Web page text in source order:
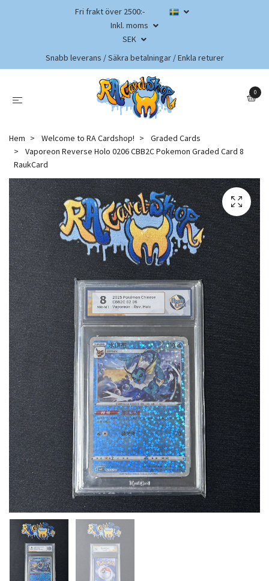
Fri frakt över 2500:-
Inkl. moms
SEK
Snabb leverans / Säkra betalningar / Enkla returer
0
Hem Welcome to RA Cardshop!
Graded Cards
Vaporeon Reverse Holo 0206 CBB2C Pokemon Graded Card 8
RaukCard